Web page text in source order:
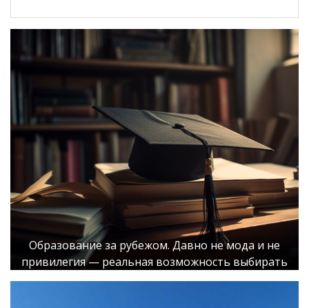
Образование за рубежом. Давно не мода и не
привилегия — реальная возможность выбирать